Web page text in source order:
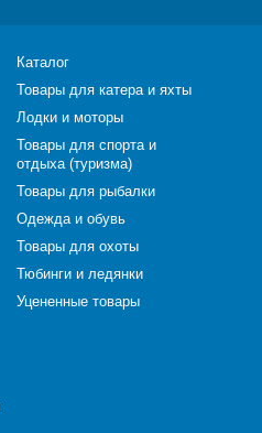
Каталог
Товары для катера и яхты
Лодки и моторы
Товары для спорта и
отдыха (туризма)
Товары для рыбалки
Одежда и обувь
Товары для охоты
Тюбинги и ледянки
Уцененные товары